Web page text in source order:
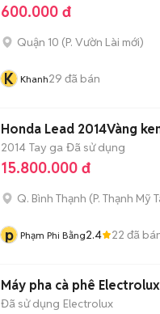
600.000 đ
Quận 10 (P. Vườn Lài mới)
K Khanh29 đã bán
Honda Lead 2014Vàng
2014 Tay ga Đã sử dụng
15.800.000 đ
Q. Bình Thạnh (P. Thạnh Mỹ
p Phạm Phi Bằng2.4 22 đã
Máy pha cà phê
Đã sử dụng Electrolux